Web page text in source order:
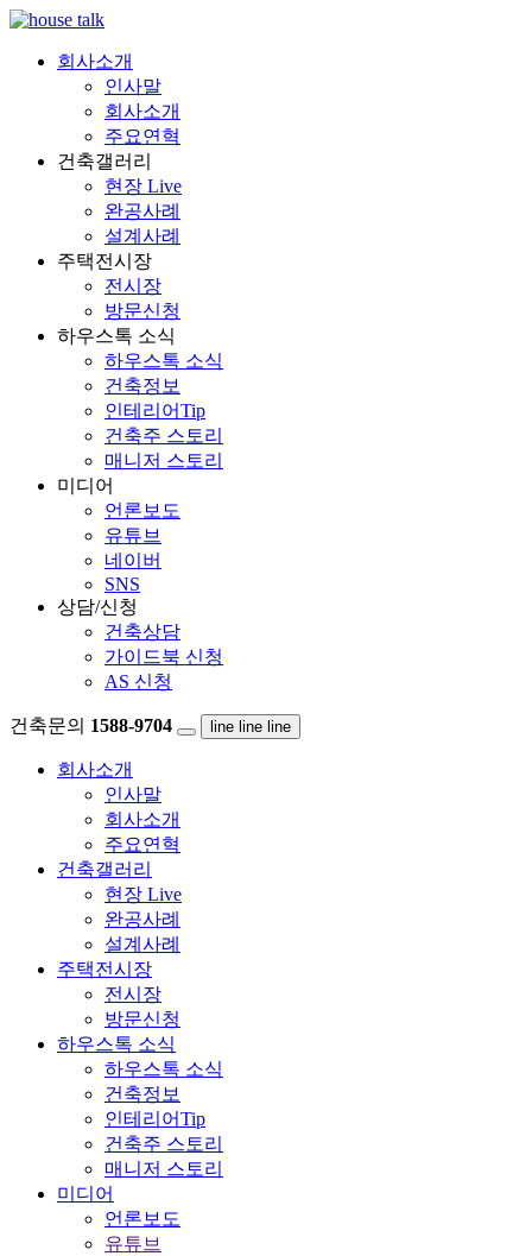
회사소개
인사말
회사소개
주요연혁
건축갤러리
현장 Live
완공사례
설계사례
주택전시장
전시장
방문신청
하우스톡 소식
하우스톡 소식
건축정보
인테리어Tip
건축주 스토리
매니저 스토리
미디어
언론보도
유튜브
네이버
SNS
상담/신청
건축상담
가이드북 신청
AS 신청
건축문의 1588-9704 line line line
회사소개
인사말
회사소개
주요연혁
건축갤러리
현장 Live
완공사례
설계사례
주택전시장
전시장
방문신청
하우스톡 소식
하우스톡 소식
건축정보
인테리어Tip
건축주 스토리
매니저 스토리
미디어
언론보도
유튜브